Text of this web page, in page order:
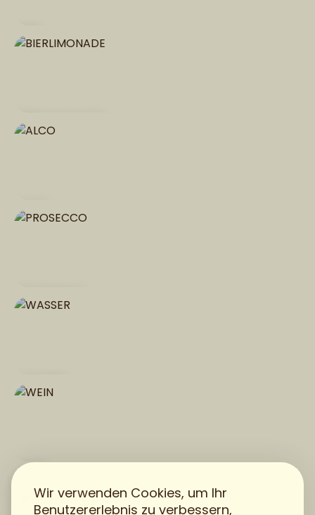
Wir verwenden Cookies, um Ihr
Benutzererlebnis zu verbessern,
BIER
BIERLIMONADE
ALCO
PROSECCO
WASSER
WEIN
Pizzéria PAMP